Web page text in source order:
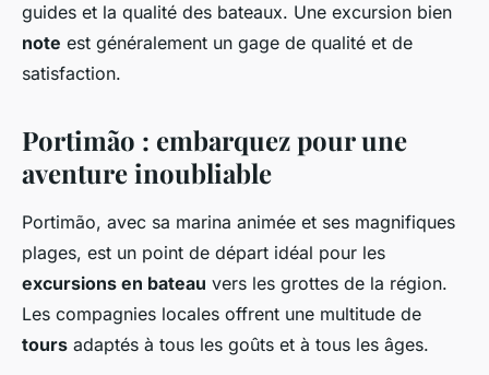
guides et la qualité des bateaux. Une excursion bien
note est généralement un gage de qualité et de
satisfaction.
Portimão : embarquez pour une
aventure inoubliable
Portimão, avec sa marina animée et ses magnifiques
plages, est un point de départ idéal pour les
excursions en bateau vers les grottes de la région.
Les compagnies locales offrent une multitude de
tours adaptés à tous les goûts et à tous les âges.